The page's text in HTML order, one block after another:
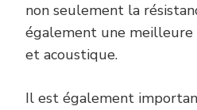
non seulement la
également une
et acoustique.
Il est également